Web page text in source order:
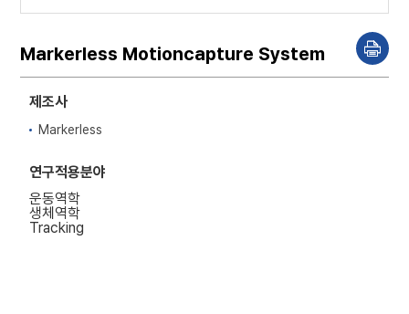
P
r
i
Markerless Motioncapture System
제조사
Markerless
연구적용분야
운동역학
생체역학
Tracking